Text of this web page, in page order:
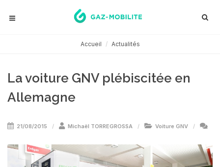
Accueil Actualités
La voiture GNV plébiscitée en
Allemagne
21/08/2015 Michaël TORREGROSSA Voiture GNV